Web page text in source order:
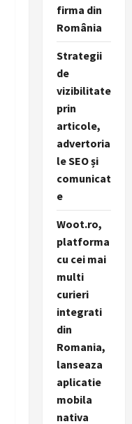
firma din
România
Strategii
de
vizibilitate
prin
articole,
advertoria
le SEO și
comunicat
e
Woot.ro,
platforma
cu cei mai
multi
curieri
integrati
din
Romania,
lanseaza
aplicatie
mobila
nativa